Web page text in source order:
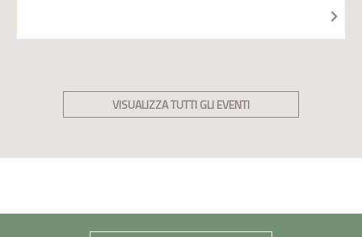
VISUALIZZA TUTTI GLI EVENTI